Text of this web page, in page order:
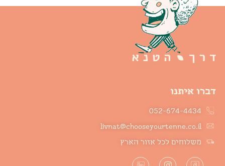
דברו איתנו
052-674-4434
livnat@chooseyourtenne.co.il
משלוחים לכל אזור הארץ